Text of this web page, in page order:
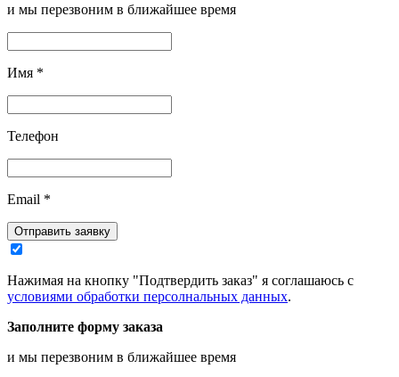
и мы перезвоним в ближайшее время
Имя *
Телефон
Email *
Отправить заявку
Нажимая на кнопку "Подтвердить заказ" я соглашаюсь с
условиями обработки персолнальных данных.
Заполните форму заказа
и мы перезвоним в ближайшее время